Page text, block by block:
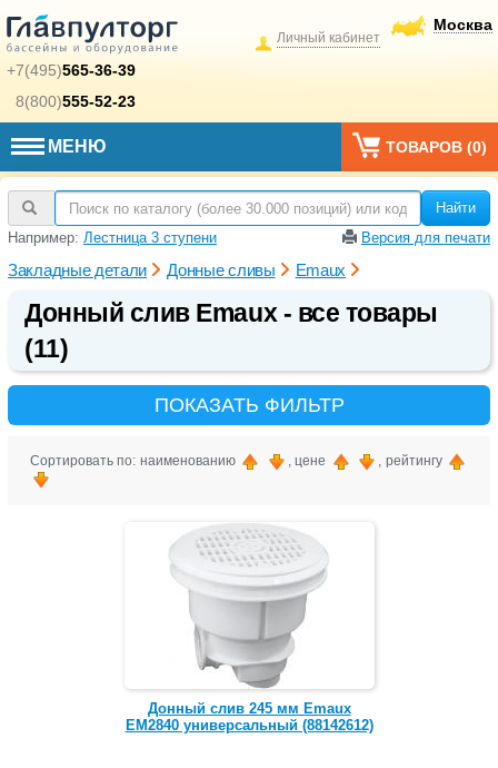
+7(495)565-36-39
8(800)555-52-23
Москва
Личный кабинет
МЕНЮ ТОВАРОВ (0)
Найти
Например: Лестница 3 ступени Версия для печати
Закладные детали Донные сливы Emaux
Донный слив Emaux - все товары
(11)
ПОКАЗАТЬ ФИЛЬТР
Сортировать по: наименованию , цене , рейтингу
Донный слив 245 мм Emaux
EM2840 универсальный (88142612)